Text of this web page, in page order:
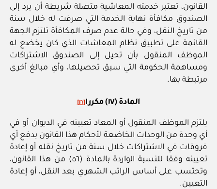
القانون، تعتبر خدمته المعاشية متصلة شريطة أن يرد إلى
الصندوق مكافأة نهاية الخدمة التي صرفت له خلال سنة
من تاريخ النقل، وفي حالة عدم صرف المكافأة تلتزم الجهة
القائمة على تطبيق نظام المعاشات الذي كان يخضع له
الموظف المنقول بأن تحيل إلى الصندوق الاشتراكات
ومساهمة الحكومة التي سبق تحصيلها، وأي مبالغ أخرى
مرتبطة بها.
المادة (١٧) مكررا [١٦]
يلتزم الموظف المنقول أو المعاد تعيينه في الديوان أو في
أي وحدة من الوحدات الخاضعة لأحكام هذا القانون بدفع أي
فروقات في الاشتراكات خلال سنة من تاريخ نقله أو إعادة
تعيينه وفقا للنسبة الواردة بالمادة (٥٦) من هذا القانون،
وتحتسب على أساس الراتب الشهري بعد النقل، أو إعادة
التعيين.